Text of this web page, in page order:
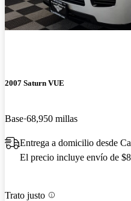
2007 Saturn VUE
Base 68,950 millas
Entrega a domicilio desde
El precio incluye envío de
Trato justo